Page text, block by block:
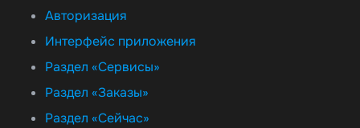
Авторизация
Интерфейс приложения
Раздел «Сервисы»
Раздел «Заказы»
Раздел «Сейчас»